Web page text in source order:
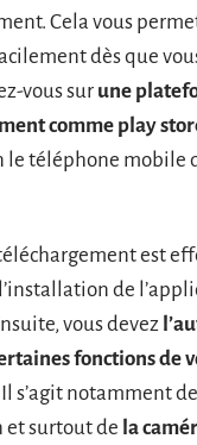
Cela vous
dès que
vous sur une
comme play
le téléphone mobile
est
de
vous devez
fonctions de
Il s’agit notamment
et surtout de la